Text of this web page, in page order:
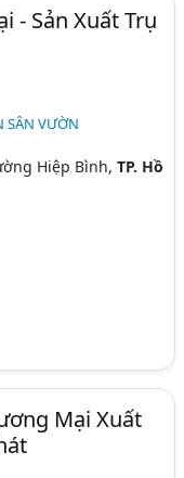
- Sản Xuất Trụ
SÂN VƯỜN
Hiệp Bình,TP. Hồ
Mại Xuất